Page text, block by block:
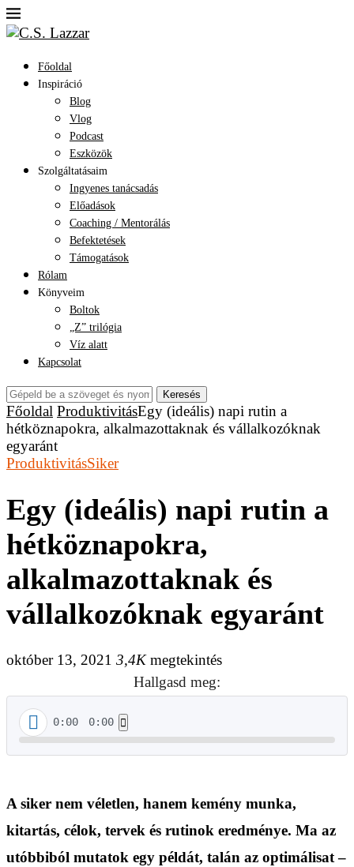
Főoldal
Inspiráció
Blog
Vlog
Podcast
Eszközök
Szolgáltatásaim
Ingyenes tanácsadás
Előadások
Coaching / Mentorálás
Befektetések
Támogatások
Rólam
Könyveim
Boltok
„Z” trilógia
Víz alatt
Kapcsolat
Keresés
Főoldal ProduktivitásEgy (ideális) napi rutin a
hétköznapokra, alkalmazottaknak és vállalkozóknak
egyaránt
ProduktivitásSiker
Egy (ideális) napi rutin a
hétköznapokra,
alkalmazottaknak és
vállalkozóknak egyaránt
október 13, 2021 3,4Kmegtekintés
Hallgasd meg:
0:00 0:00
A siker nem véletlen, hanem kemény munka,
kitartás, célok, tervek és rutinok eredménye. Ma az
utóbbiból mutatok egy példát, talán az optimálisat –